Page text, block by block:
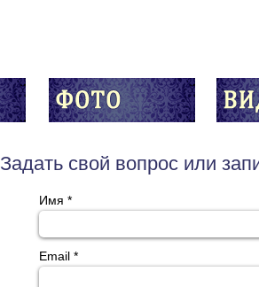
Имя
Email
Задать свой вопрос или